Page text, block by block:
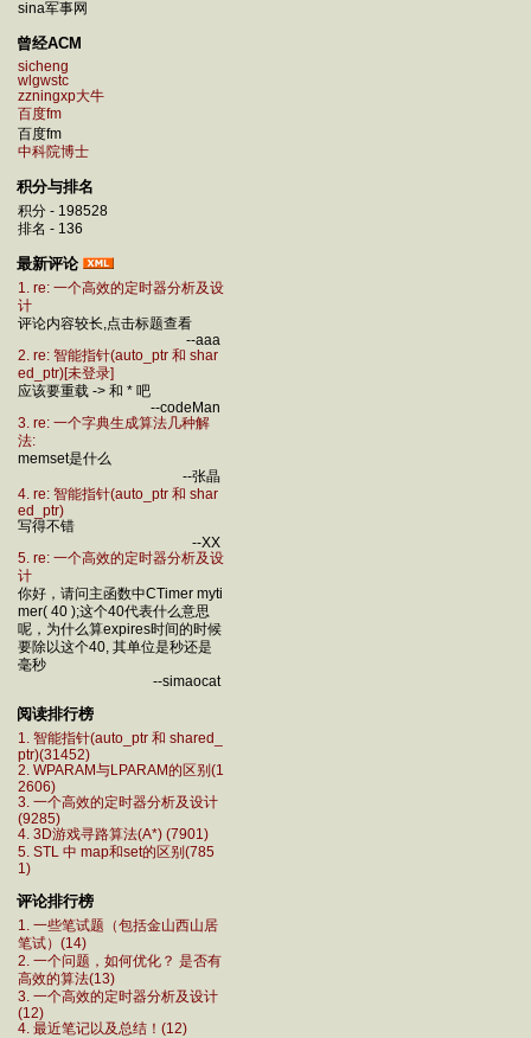
sina军事网
曾经ACM
sicheng
wlgwstc
zzningxp大牛
百度fm
百度fm
中科院博士
积分与排名
积分 - 198528
排名 - 136
最新评论
1. re: 一个高效的定时器分析及设
计
评论内容较长,点击标题查看
--aaa
2. re: 智能指针(auto_ptr 和 shar
ed_ptr)[未登录]
应该要重载 -> 和 * 吧
--codeMan
3. re: 一个字典生成算法几种解
法:
memset是什么
--张晶
4. re: 智能指针(auto_ptr 和 shar
ed_ptr)
写得不错
--XX
5. re: 一个高效的定时器分析及设
计
你好，请问主函数中CTimer myti
mer( 40 );这个40代表什么意思
呢，为什么算expires时间的时候
要除以这个40, 其单位是秒还是
毫秒
--simaocat
阅读排行榜
1. 智能指针(auto_ptr 和 shared_
ptr)(31452)
2. WPARAM与LPARAM的区别(1
2606)
3. 一个高效的定时器分析及设计
(9285)
4. 3D游戏寻路算法(A*) (7901)
5. STL 中 map和set的区别(785
1)
评论排行榜
1. 一些笔试题（包括金山西山居
笔试）(14)
2. 一个问题，如何优化？ 是否有
高效的算法(13)
3. 一个高效的定时器分析及设计
(12)
4. 最近笔记以及总结！(12)